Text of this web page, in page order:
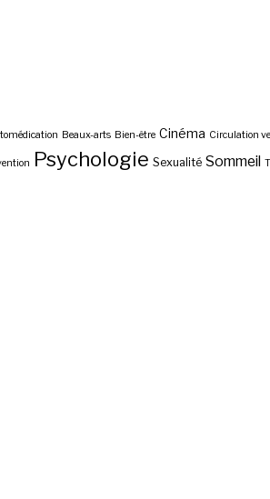
Beaux-arts Bien-être Cinéma Circulation
Psychologie Sexualité Sommeil